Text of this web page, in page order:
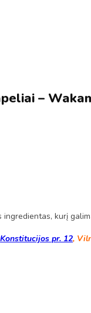
–
kurį
Konstitucijos pr. 12,